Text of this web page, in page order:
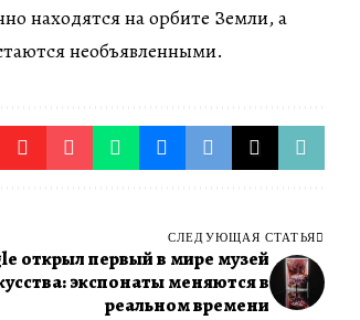
находятся на орбите Земли, а
необъявленными.
СЛЕДУЮЩАЯ СТАТЬЯ
открыл первый в мире музей
экспонаты меняются в
реальном времени